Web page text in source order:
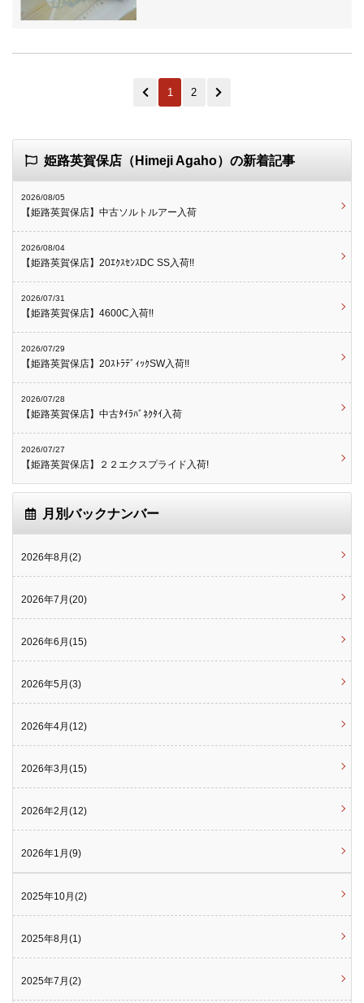
1 2
姫路英賀保店（Himeji Agaho）の新着記事
2026/08/05
【姫路英賀保店】中古ソルトルアー入荷
2026/08/04
【姫路英賀保店】20ｴｸｽｾﾝｽDC SS入荷!!
2026/07/31
【姫路英賀保店】4600C入荷!!
2026/07/29
【姫路英賀保店】20ｽﾄﾗﾃﾞｨｯｸSW入荷!!
2026/07/28
【姫路英賀保店】中古ﾀｲﾗﾊﾞﾈｸﾀｲ入荷
2026/07/27
【姫路英賀保店】２２エクスプライド入荷!
月別バックナンバー
2026年8月(2)
2026年7月(20)
2026年6月(15)
2026年5月(3)
2026年4月(12)
2026年3月(15)
2026年2月(12)
2026年1月(9)
2025年10月(2)
2025年8月(1)
2025年7月(2)